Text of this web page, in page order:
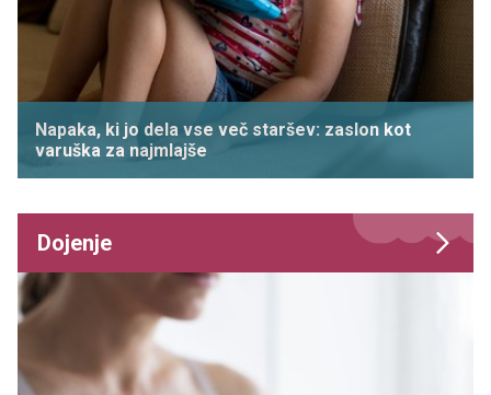
Napaka, ki jo dela vse več staršev: zaslon kot
varuška za najmlajše
Dojenje